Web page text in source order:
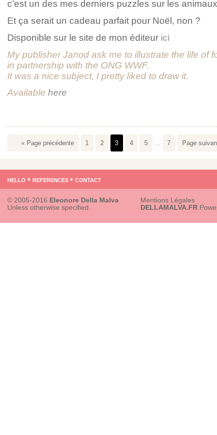
c’est un des mes derniers puzzles sur les
Et ça serait un cadeau parfait pour Noël, non ?
Disponible sur le site de mon éditeur ici
My publisher Janod ask me to illustrate the life of
in partnership with the ONG WWF.
It was a nice subject, I pretty liked to draw it.
Available here
« Page précédente 1 2 3 4 5 7 Page
hello • references • contact
© 2005-2016 Eleonore Della Malva
Unless otherwise specified.
Mentions Légales
DELLAMALVA.FR